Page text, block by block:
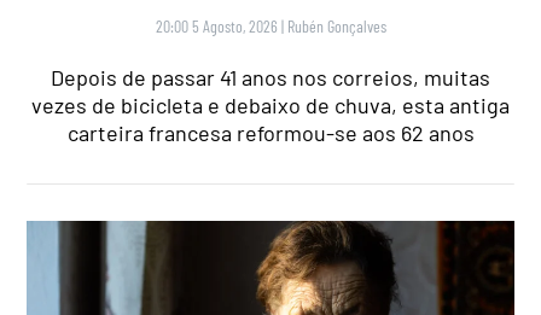
20:00 5 Agosto, 2026 | Rubén Gonçalves
Depois de passar 41 anos nos correios, muitas
vezes de bicicleta e debaixo de chuva, esta antiga
carteira francesa reformou-se aos 62 anos